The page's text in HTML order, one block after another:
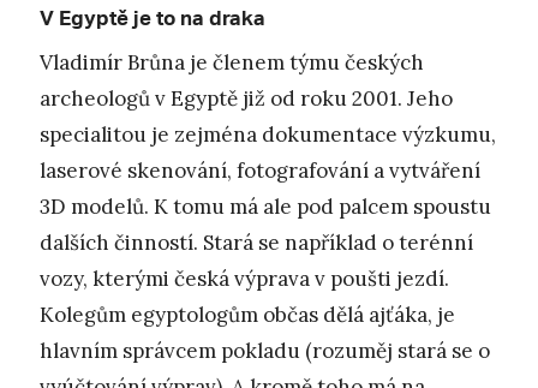
V Egyptě je to na draka
Vladimír Brůna je členem týmu českých
archeologů v Egyptě již od roku 2001. Jeho
specialitou je zejména dokumentace výzkumu,
laserové skenování, fotografování a vytváření
3D modelů. K tomu má ale pod palcem spoustu
dalších činností. Stará se například o terénní
vozy, kterými česká výprava v poušti jezdí.
Kolegům egyptologům občas dělá ajťáka, je
hlavním správcem pokladu (rozuměj stará se o